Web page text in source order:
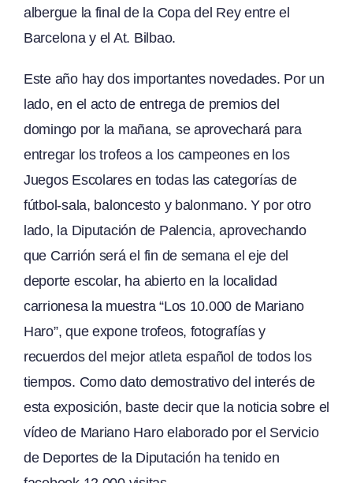
albergue la final de la Copa del Rey entre el
Barcelona y el At. Bilbao.
Este año hay dos importantes novedades. Por un
lado, en el acto de entrega de premios del
domingo por la mañana, se aprovechará para
entregar los trofeos a los campeones en los
Juegos Escolares en todas las categorías de
fútbol-sala, baloncesto y balonmano. Y por otro
lado, la Diputación de Palencia, aprovechando
que Carrión será el fin de semana el eje del
deporte escolar, ha abierto en la localidad
carrionesa la muestra “Los 10.000 de Mariano
Haro”, que expone trofeos, fotografías y
recuerdos del mejor atleta español de todos los
tiempos. Como dato demostrativo del interés de
esta exposición, baste decir que la noticia sobre el
vídeo de Mariano Haro elaborado por el Servicio
de Deportes de la Diputación ha tenido en